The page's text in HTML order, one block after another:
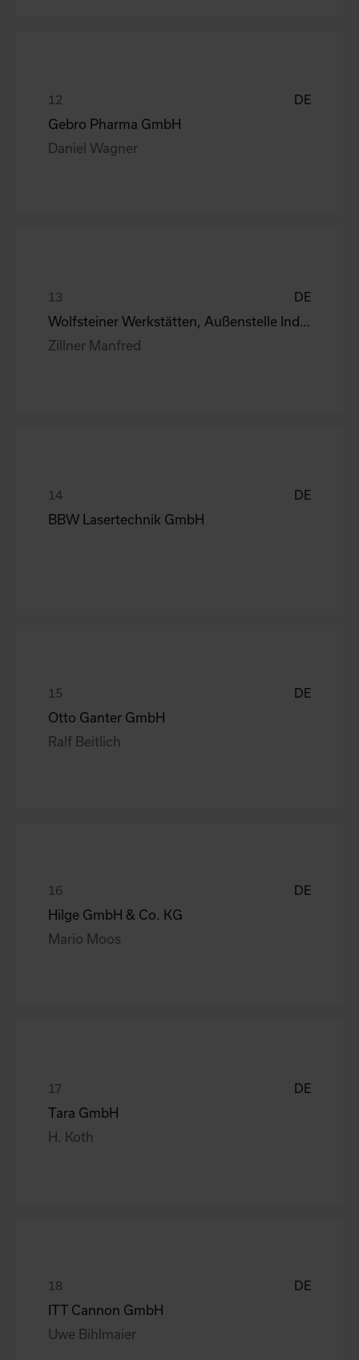
DE
Gebro Pharma GmbH
Daniel Wagner
DE
Zillner Manfred
DE
BBW Lasertechnik GmbH
DE
Otto Ganter GmbH
Ralf Beitlich
DE
Hilge GmbH & Co. KG
Mario Moos
DE
Tara GmbH
H. Koth
DE
ITT Cannon GmbH
Uwe Bihlmaier